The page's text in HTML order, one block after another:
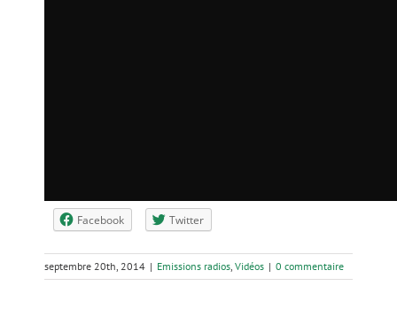
Facebook Twitter
septembre 20th, 2014 | Emissions radios, Vidéos | 0 commentaire